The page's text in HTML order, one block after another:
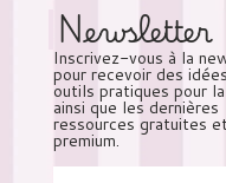
Newsletter
Inscrivez-vous à la
pour recevoir des
outils pratiques pour
ainsi que les dernières
ressources gratuites
premium.